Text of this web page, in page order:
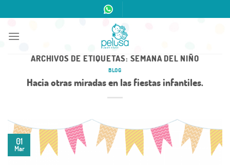
to
content
ARCHIVOS DE ETIQUETAS: SEMANA DEL NIÑO
BLOG
Hacia otras miradas en las fiestas infantiles.
01
Mar